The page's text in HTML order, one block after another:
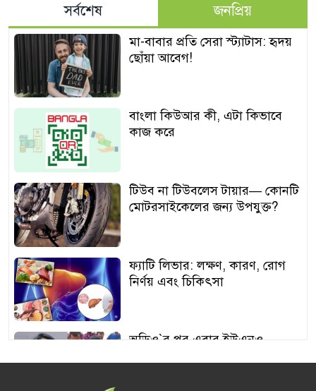
সর্বশেষ জনপ্রিয়
মা-বাবার প্রতি সেরা স্ট্যাটাস: হৃদয়
ছোঁয়া আবেগ!
বাংলা কিউআর কী, এটা কিভাবে
কাজ করে
টিউব না টিউবলেস টায়ার— কোনটি
মোটরসাইকেলের জন্য উপযুক্ত?
ফ্যাটি লিভার: লক্ষণ, কারণ, রোগ
নির্ণয় এবং চিকিৎসা
অডিও‍‍`র পর এবার ইউএনও